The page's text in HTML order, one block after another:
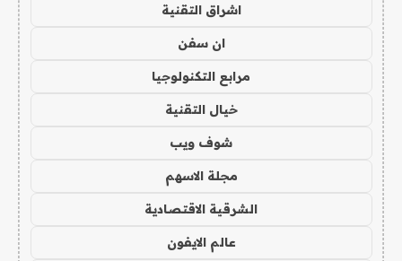
اشراق التقنية
ان سفن
مرابع التكنولوجيا
خيال التقنية
شوف ويب
مجلة الاسهم
الشرقية الاقتصادية
عالم الايفون